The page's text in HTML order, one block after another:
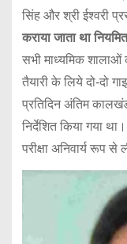
सिंह और श्री ईश्वरी
कराया जाता था
सभी माध्यमिक शालाओं
तैयारी के लिये दो-दो
प्रतिदिन अंतिम
निर्देशित किया गया
परीक्षा अनिवार्य रूप से